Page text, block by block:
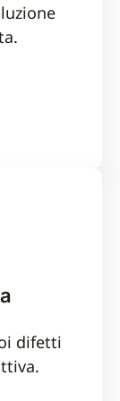
rinunciate
così
difetti